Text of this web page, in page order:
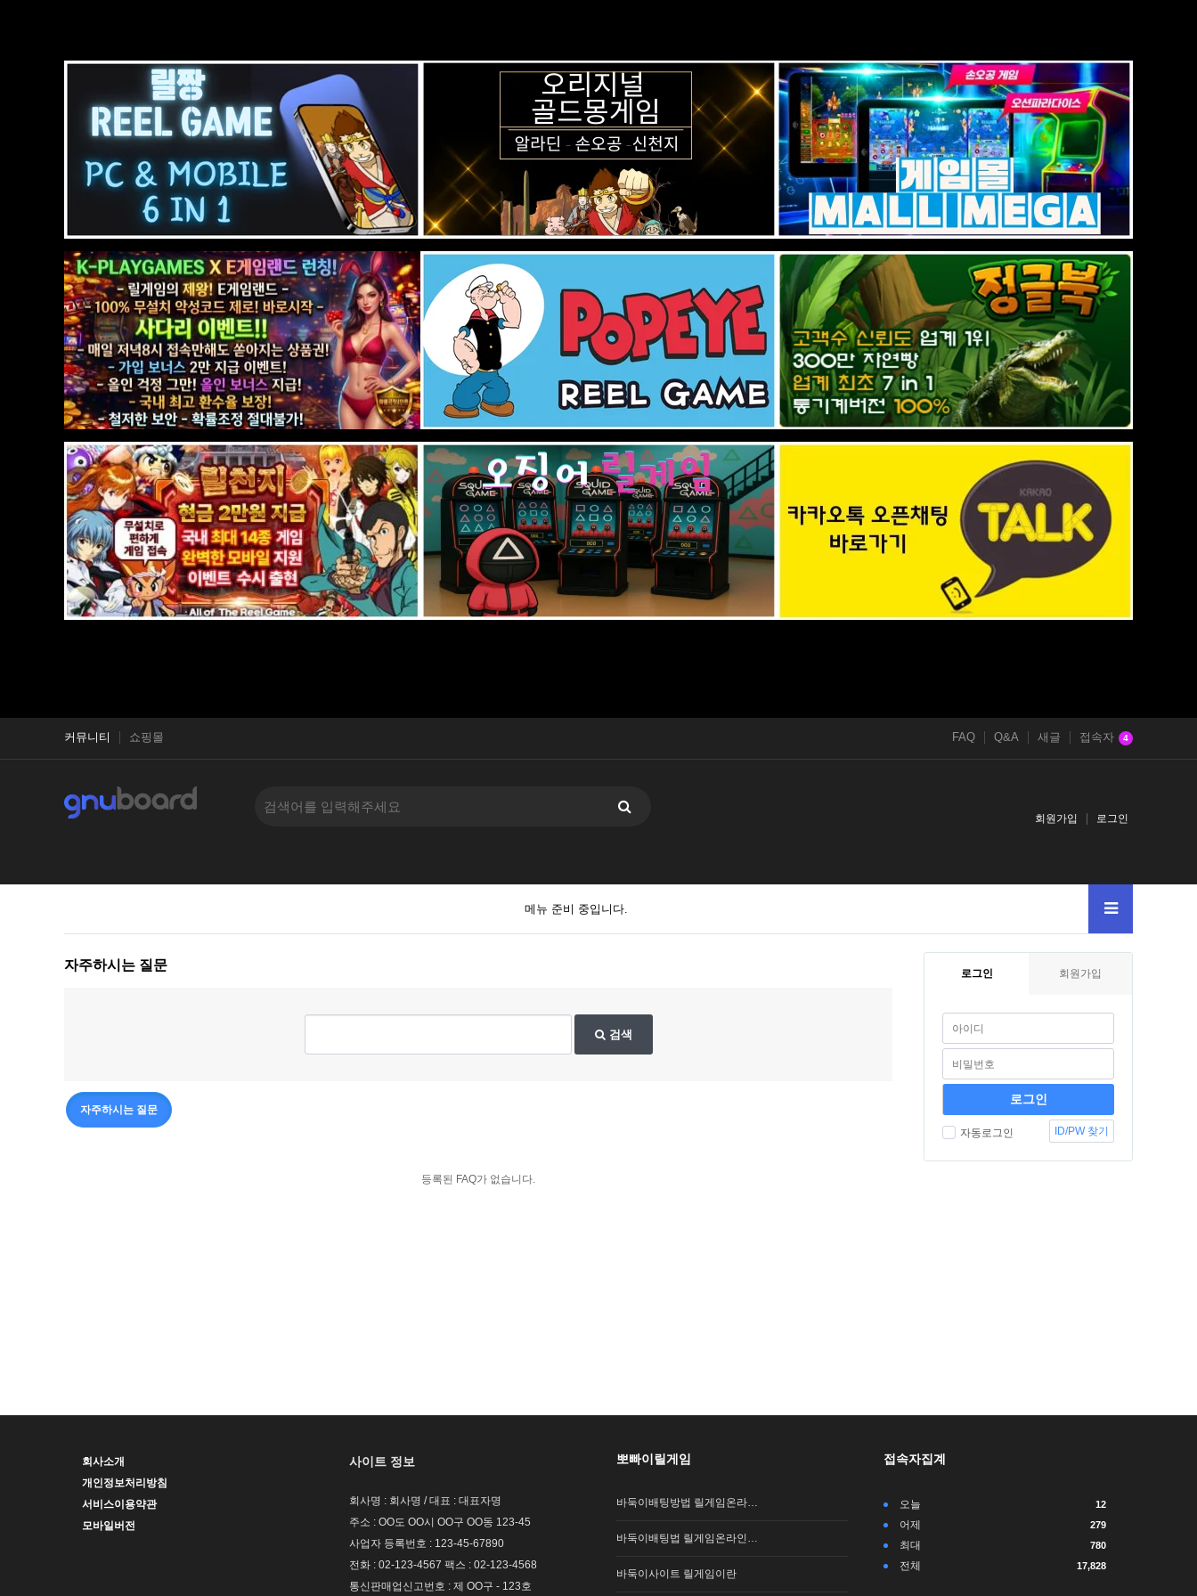
커뮤니티 쇼핑몰 FAQ Q&A 새글 접속자 4
회원가입 로그인
메뉴 준비 중입니다.
자주하시는 질문
검색
자주하시는 질문
등록된 FAQ가 없습니다.
로그인 회원가입
자동로그인 ID/PW 찾기
회사소개
개인정보처리방침
서비스이용약관
모바일버전
사이트 정보
회사명 : 회사명 / 대표 : 대표자명
주소 : OO도 OO시 OO구 OO동 123-45
사업자 등록번호 : 123-45-67890
전화 : 02-123-4567 팩스 : 02-123-4568
통신판매업신고번호 : 제 OO구 - 123호
뽀빠이릴게임
바둑이배팅방법 릴게임온라…
바둑이배팅법 릴게임온라인…
바둑이사이트 릴게임이란
접속자집계
오늘 12
어제 279
최대 780
전체 17,828